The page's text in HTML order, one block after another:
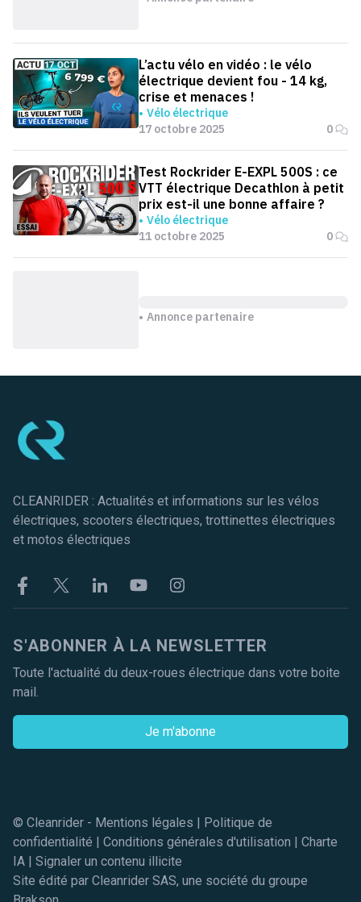
L’actu vélo en vidéo : le vélo
électrique devient fou - 14 kg,
crise et menaces !
Vélo électrique
17 octobre 2025
0
Test Rockrider E-EXPL 500S : ce
VTT électrique Decathlon à petit
prix est-il une bonne affaire ?
Vélo électrique
11 octobre 2025
0
Annonce partenaire
CLEANRIDER : Actualités et informations sur les vélos
électriques, scooters électriques, trottinettes électriques
et motos électriques
FacebookTwitter LinkekinYoutubeInstagram
S'ABONNER À LA NEWSLETTER
Toute l'actualité du deux-roues électrique dans votre boite
mail.
Je m'abonne
© Cleanrider - Mentions légales | Politique de
confidentialité | Conditions générales d'utilisation | Charte
IA | Signaler un contenu illicite
Site édité par Cleanrider SAS, une société du groupe